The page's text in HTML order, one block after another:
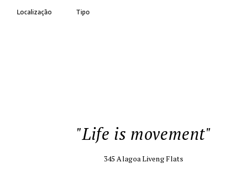
Localização Tipo
"Life is movement"
345 Alagoa Liveng Flats